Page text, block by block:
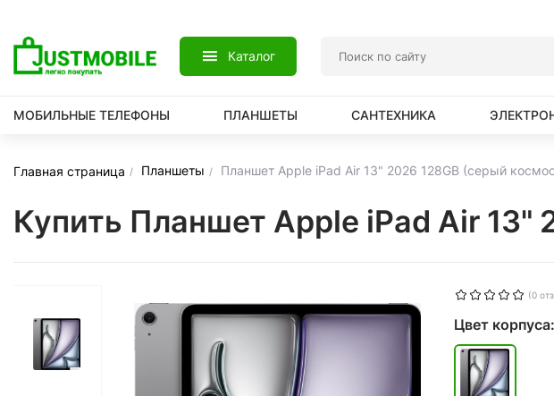
Каталог
МОБИЛЬНЫЕ ТЕЛЕФОНЫ ПЛАНШЕТЫ САНТЕХНИКА
Главная страница Планшеты Планшет Apple iPad Air 13" 2026 128GB (серый
Купить Планшет Apple iPad Air 13"
(0
Цвет корпуса: